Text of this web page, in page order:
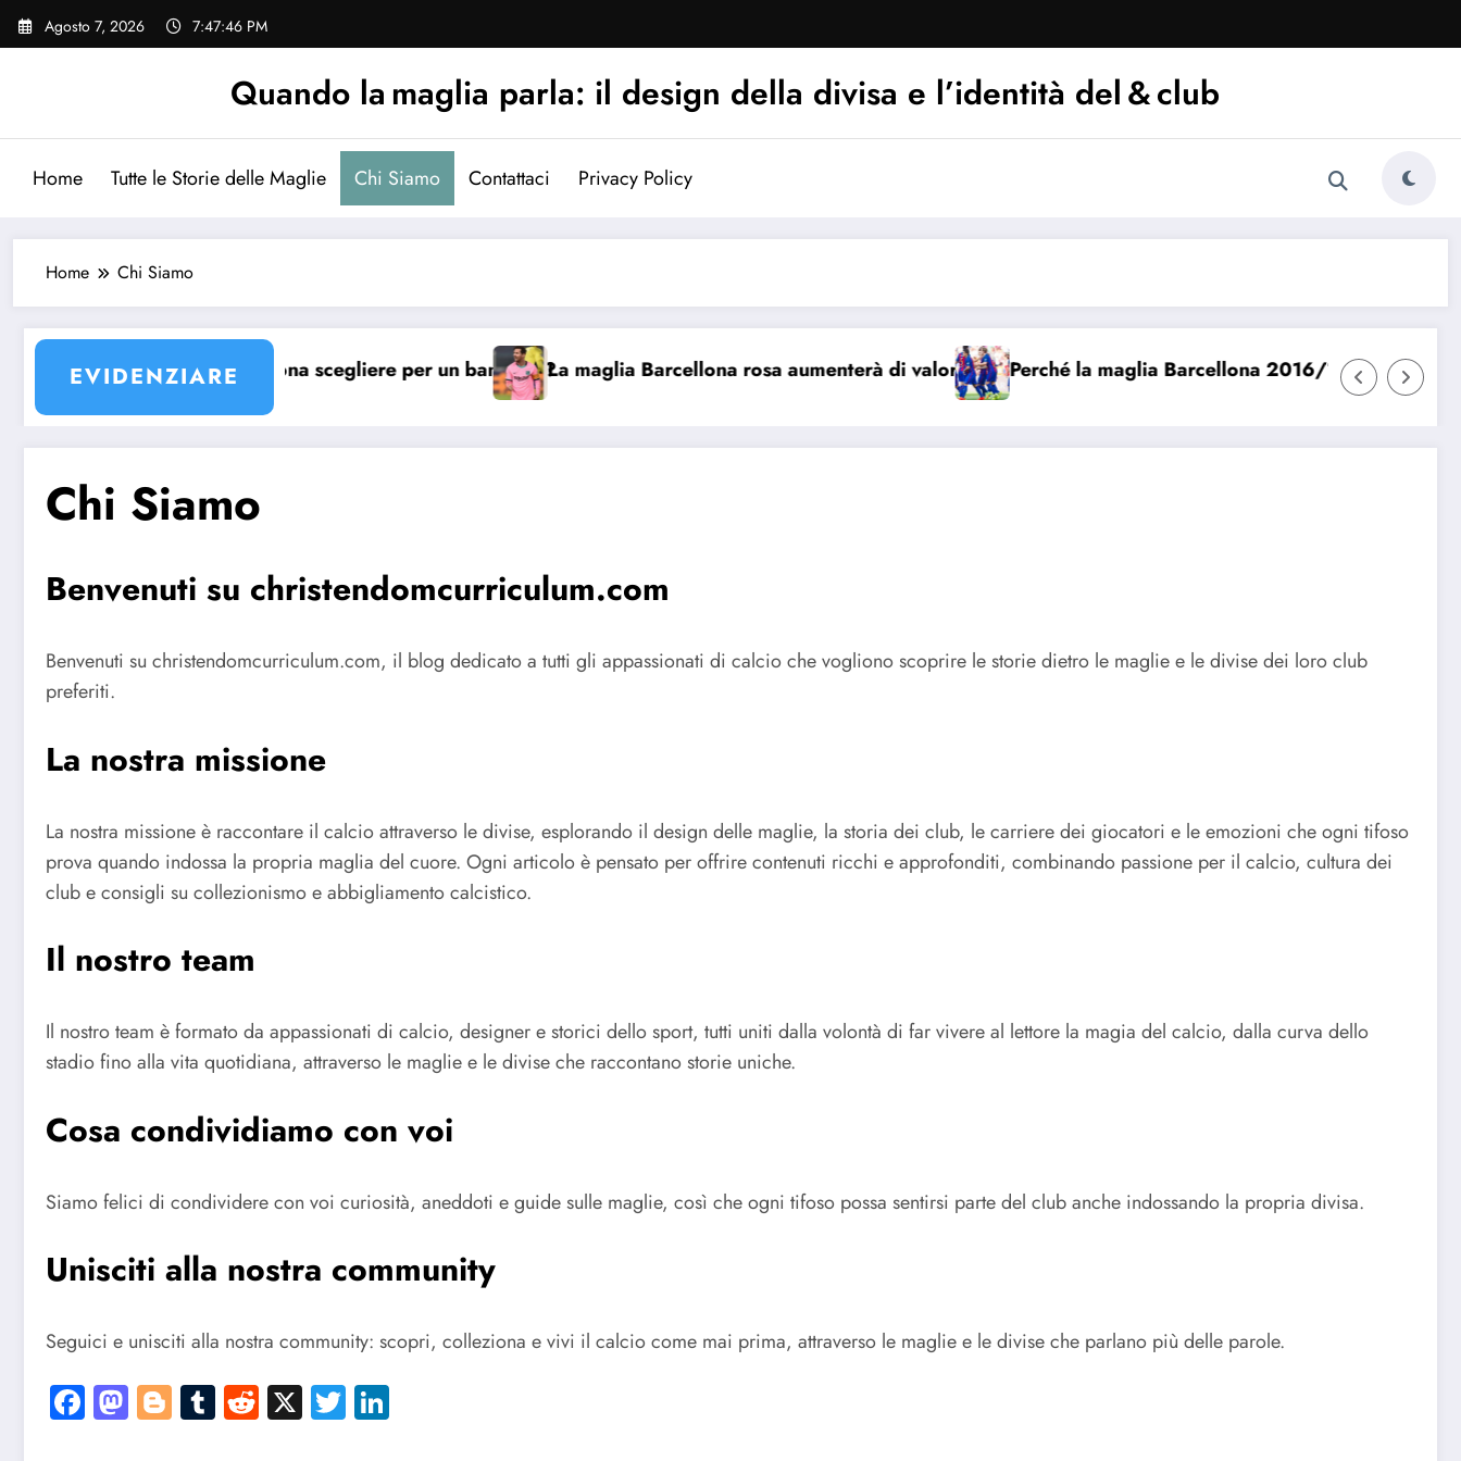
Vai
Agosto 7, 2026 7:47:46 PM
Quando la maglia parla: il design della divisa e l’identità del & club
Home Tutte le Storie delle Maglie Chi Siamo Contattaci Privacy Policy
Home Chi Siamo
EVIDENZIARE
Barcellona?
Quale maglia Barcellona scegliere per un bambino?La maglia Barcellona rosa aumenterà di valore? Perché la maglia Barcellona 2016/17 è iconica Che
Chi Siamo
Benvenuti su christendomcurriculum.com
Benvenuti su christendomcurriculum.com, il blog dedicato a tutti gli appassionati di calcio che vogliono scoprire le storie dietro le maglie e le divise dei loro club
preferiti.
La nostra missione
La nostra missione è raccontare il calcio attraverso le divise, esplorando il design delle maglie, la storia dei club, le carriere dei giocatori e le emozioni che ogni tifoso
prova quando indossa la propria maglia del cuore. Ogni articolo è pensato per offrire contenuti ricchi e approfonditi, combinando passione per il calcio, cultura dei
club e consigli su collezionismo e abbigliamento calcistico.
Il nostro team
Il nostro team è formato da appassionati di calcio, designer e storici dello sport, tutti uniti dalla volontà di far vivere al lettore la magia del calcio, dalla curva dello
stadio fino alla vita quotidiana, attraverso le maglie e le divise che raccontano storie uniche.
Cosa condividiamo con voi
Siamo felici di condividere con voi curiosità, aneddoti e guide sulle maglie, così che ogni tifoso possa sentirsi parte del club anche indossando la propria divisa.
Unisciti alla nostra community
Seguici e unisciti alla nostra community: scopri, colleziona e vivi il calcio come mai prima, attraverso le maglie e le divise che parlano più delle parole.
Facebook
Mastodon
Blogger
Tumblr
Reddit
X Twitter